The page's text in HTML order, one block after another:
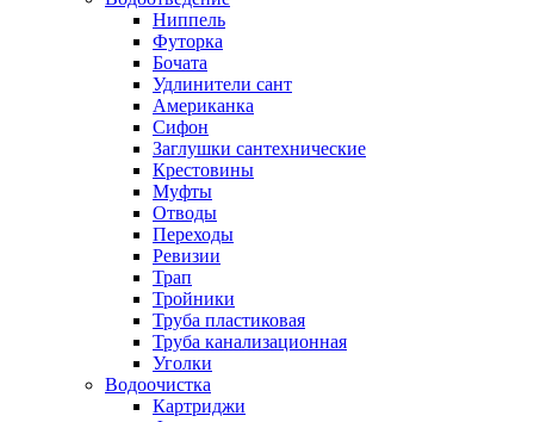
Ниппель
Футорка
Бочата
Удлинители сант
Американка
Сифон
Заглушки сантехнические
Крестовины
Муфты
Отводы
Переходы
Ревизии
Трап
Тройники
Труба пластиковая
Труба канализационная
Уголки
Водоочистка
Картриджи